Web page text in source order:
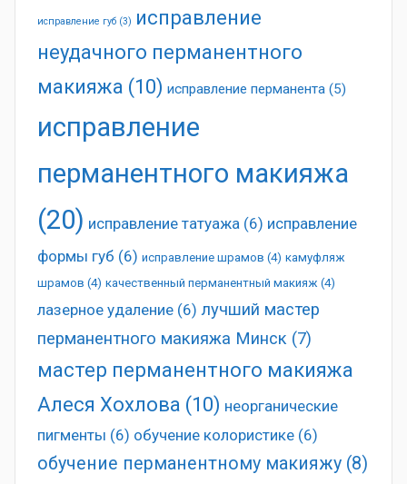
исправление губ (3) исправление
неудачного перманентного
макияжа (10) исправление перманента (5)
исправление
перманентного макияжа
(20) исправление татуажа (6) исправление
формы губ (6) исправление шрамов (4) камуфляж
шрамов (4) качественный перманентный макияж (4)
лазерное удаление (6) лучший мастер
перманентного макияжа Минск (7)
мастер перманентного макияжа
Алеся Хохлова (10) неорганические
пигменты (6) обучение колористике (6)
обучение перманентному макияжу (8)